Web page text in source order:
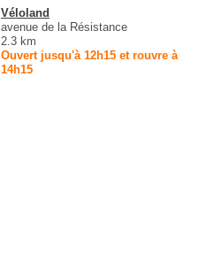
Véloland
avenue de la Résistance
2.3 km
Ouvert jusqu'à 12h15 et rouvre à
14h15